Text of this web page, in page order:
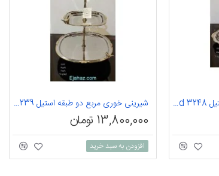
اردوخوری کنگره دو خانه استیل bird 3248 شیرینی خوری مربع دو طبقه استیل bird 3239
13,800,000 تومان
افزودن به سبد خرید